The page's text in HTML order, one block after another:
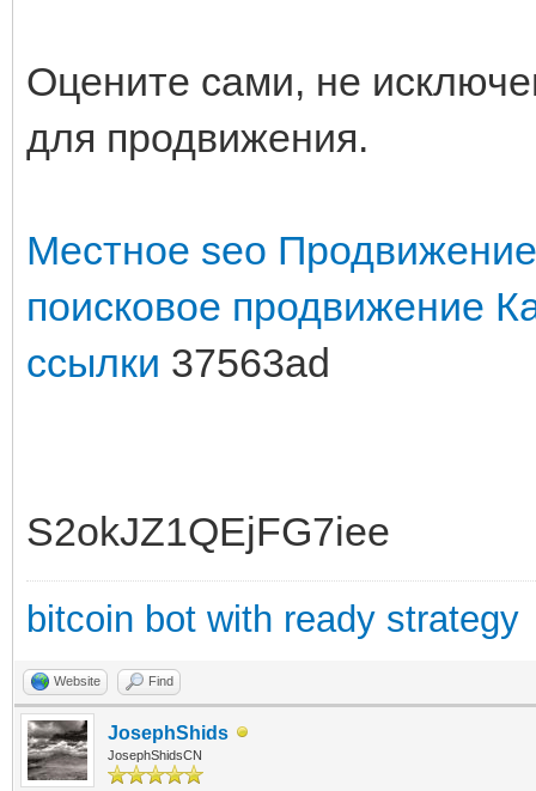
Оцените сами, не
для продвижения.
Местное seo
поисковое продвижение
ссылки 37563ad
S2okJZ1QEjFG7iee
bitcoin bot with ready strategy
Website Find
JosephShids
JosephShidsCN